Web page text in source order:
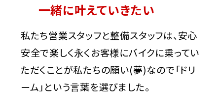
一緒に叶えていきたい
私たち営業スタッフと整備スタッフは、安心
安全で楽しく永くお客様にバイクに乗ってい
ただくことが私たちの願い(夢)なので「ドリ
ーム」という言葉を選びました。